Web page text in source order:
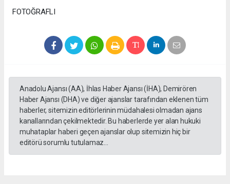
FOTOĞRAFLI
Anadolu Ajansı (AA), İhlas Haber Ajansı (İHA), Demirören
Haber Ajansı (DHA) ve diğer ajanslar tarafından eklenen tüm
haberler, sitemizin editörlerinin müdahalesi olmadan ajans
kanallarından çekilmektedir. Bu haberlerde yer alan hukuki
muhataplar haberi geçen ajanslar olup sitemizin hiç bir
editörü sorumlu tutulamaz...